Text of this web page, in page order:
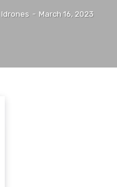
Idrones - March 16, 2023